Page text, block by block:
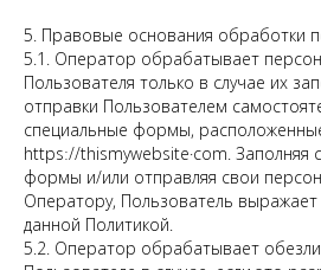
5. Правовые основания обработки
5.1. Оператор обрабатывает
Пользователя только в случае их
отправки Пользователем
специальные формы,
httpsː//thismywebsite·com. Заполняя
формы и/или отправляя свои
Оператору, Пользователь выражает
данной Политикой.
5.2. Оператор обрабатывает